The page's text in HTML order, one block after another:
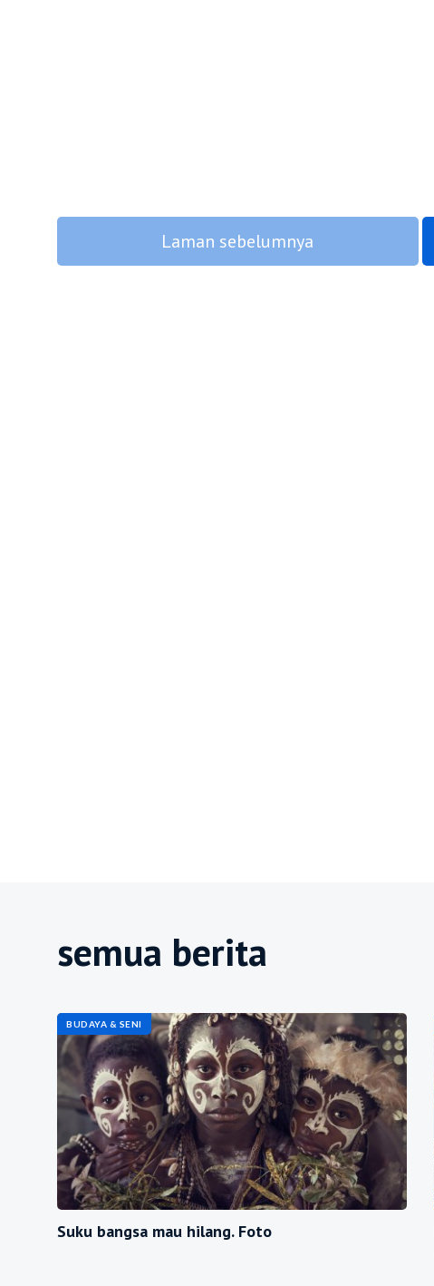
Laman sebelumnya
semua berita
BUDAYA & SENI
Suku bangsa mau hilang. Foto